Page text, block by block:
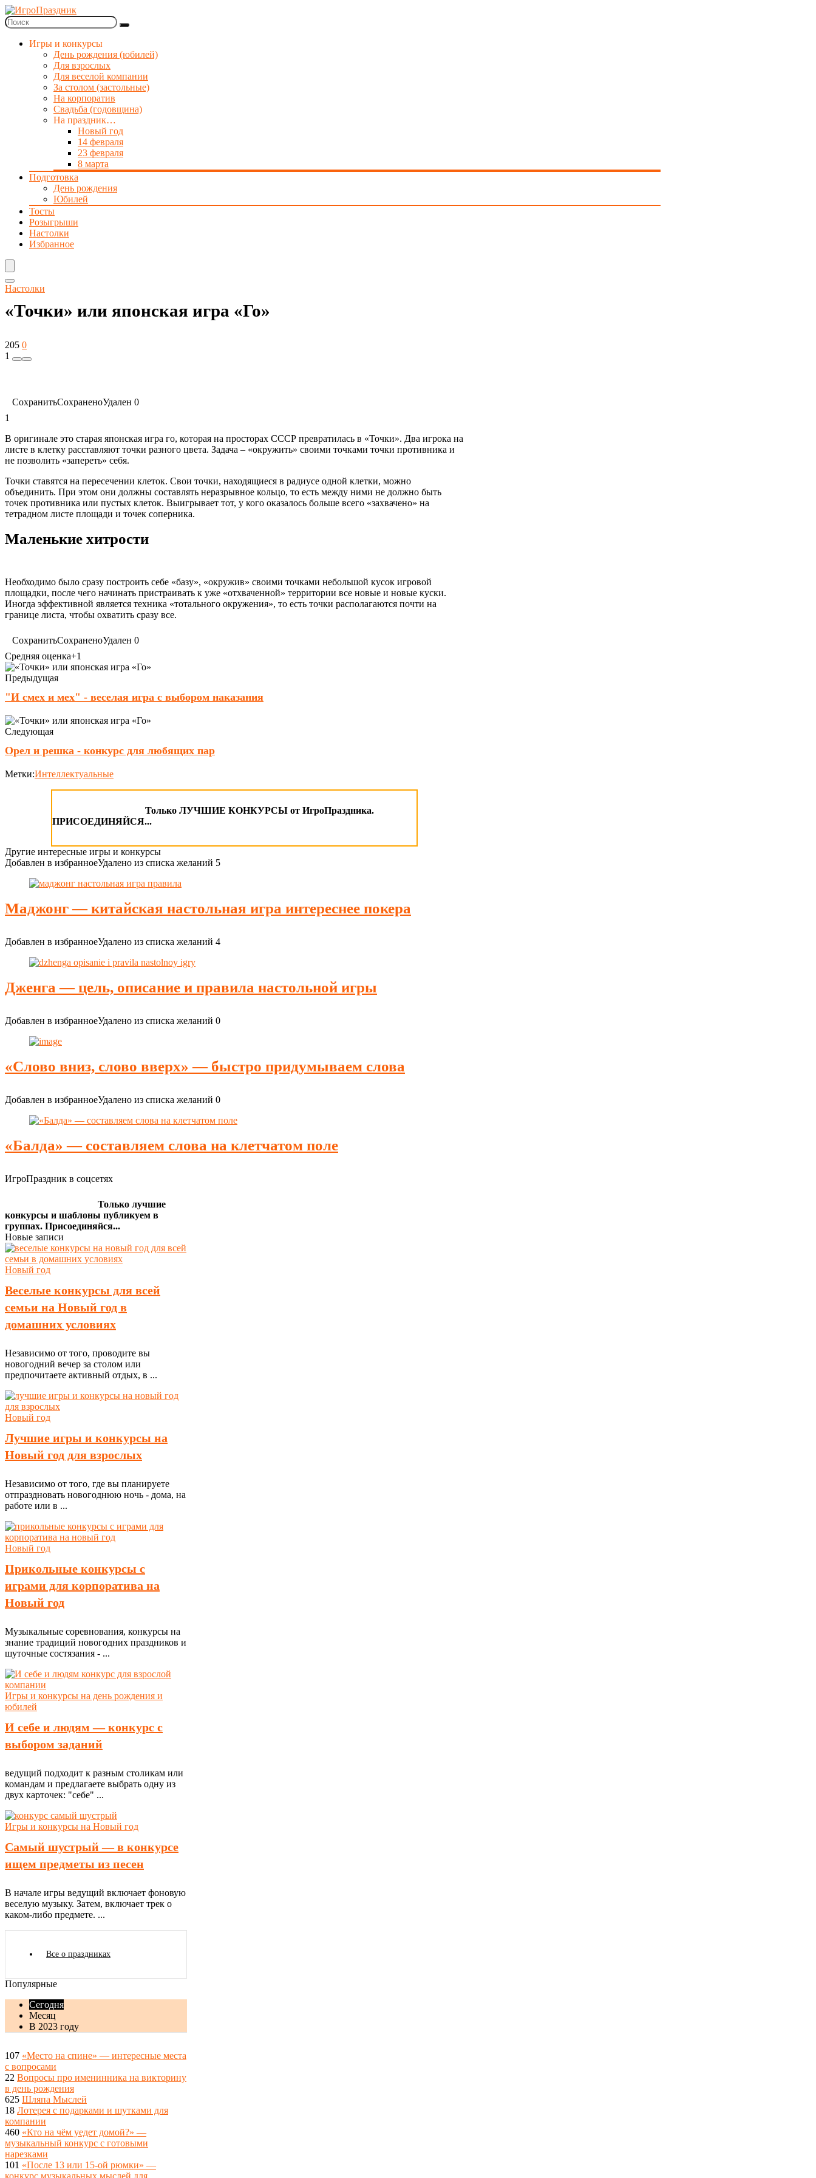
Игры и конкурсы
День рождения (юбилей)
Для взрослых
Для веселой компании
За столом (застольные)
На корпоратив
Свадьба (годовщина)
На праздник…
Новый год
14 февраля
23 февраля
8 марта
Подготовка
День рождения
Юбилей
Тосты
Розыгрыши
Настолки
Избранное
Настолки
«Точки» или японская игра «Го»
205 0
1
СохранитьСохраненоУдален 0
1
В оригинале это старая японская игра го, которая на просторах СССР превратилась в «Точки». Два игрока на
листе в клетку расставляют точки разного цвета. Задача – «окружить» своими точками точки противника и
не позволить «запереть» себя.
Точки ставятся на пересечении клеток. Свои точки, находящиеся в радиусе одной клетки, можно
объединить. При этом они должны составлять неразрывное кольцо, то есть между ними не должно быть
точек противника или пустых клеток. Выигрывает тот, у кого оказалось больше всего «захвачено» на
тетрадном листе площади и точек соперника.
Маленькие хитрости
Необходимо было сразу построить себе «базу», «окружив» своими точками небольшой кусок игровой
площадки, после чего начинать пристраивать к уже «отхваченной» территории все новые и новые куски.
Иногда эффективной является техника «тотального окружения», то есть точки располагаются почти на
границе листа, чтобы охватить сразу все.
СохранитьСохраненоУдален 0
Средняя оценка+1
Предыдущая
"И смех и мех" - веселая игра с выбором наказания
Следующая
Орел и решка - конкурс для любящих пар
Метки:Интеллектуальные
Только ЛУЧШИЕ КОНКУРСЫ от ИгроПраздника.
ПРИСОЕДИНЯЙСЯ...
Другие интересные игры и конкурсы
Добавлен в избранноеУдалено из списка желаний 5
Маджонг — китайская настольная игра интереснее покера
Добавлен в избранноеУдалено из списка желаний 4
Дженга — цель, описание и правила настольной игры
Добавлен в избранноеУдалено из списка желаний 0
«Слово вниз, слово вверх» — быстро придумываем слова
Добавлен в избранноеУдалено из списка желаний 0
«Балда» — составляем слова на клетчатом поле
ИгроПраздник в соцсетях
Только лучшие
конкурсы и шаблоны публикуем в
группах. Присоединяйся...
Новые записи
Новый год
Веселые конкурсы для всей
семьи на Новый год в
домашних условиях
Независимо от того, проводите вы
новогодний вечер за столом или
предпочитаете активный отдых, в ...
Новый год
Лучшие игры и конкурсы на
Новый год для взрослых
Независимо от того, где вы планируете
отпраздновать новогоднюю ночь - дома, на
работе или в ...
Новый год
Прикольные конкурсы с
играми для корпоратива на
Новый год
Музыкальные соревнования, конкурсы на
знание традиций новогодних праздников и
шуточные состязания - ...
Игры и конкурсы на день рождения и
юбилей
И себе и людям — конкурс с
выбором заданий
ведущий подходит к разным столикам или
командам и предлагаете выбрать одну из
двух карточек: "себе" ...
Игры и конкурсы на Новый год
Самый шустрый — в конкурсе
ищем предметы из песен
В начале игры ведущий включает фоновую
веселую музыку. Затем, включает трек о
каком-либо предмете. ...
Все о праздниках
Популярные
Сегодня
Месяц
В 2023 году
107 «Место на спине» — интересные места
с вопросами
22 Вопросы про именинника на викторину
в день рождения
625 Шляпа Мыслей
18 Лотерея с подарками и шутками для
компании
460 «Кто на чём уедет домой?» —
музыкальный конкурс с готовыми
нарезками
101 «После 13 или 15-ой рюмки» —
конкурс музыкальных мыслей для